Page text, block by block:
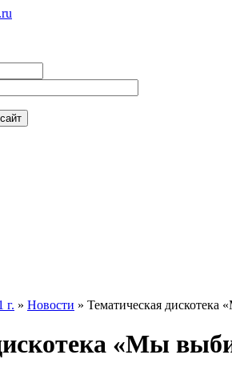
г. » Новости » Тематическая
«Мы